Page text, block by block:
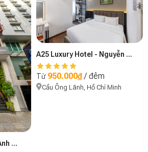
A25 Luxury Hotel - Lê Anh Xuân
A25 Luxury Hotel - Nguyễn Thái Học
Từ 950.000₫/ đêm
Cầu Ông Lãnh, Hồ Chí Minh